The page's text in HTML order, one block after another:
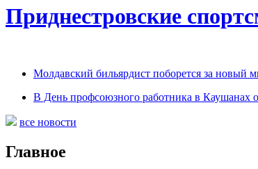
Приднестровские
Молдавский бильярдист поборется за новый
В День профсоюзного работника в Каушанах
все новости
Главное